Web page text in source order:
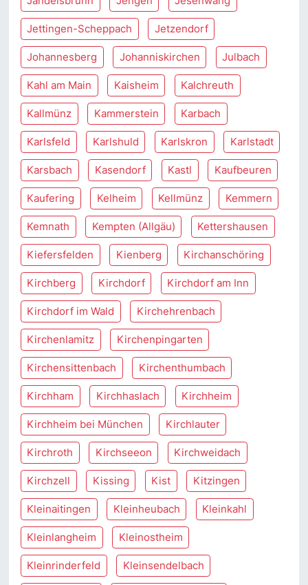
Jettingen-Scheppach Jetzendorf
Johannesberg Johanniskirchen Julbach
Kahl am Main Kaisheim Kalchreuth
Kallmünz Kammerstein Karbach
Karlsfeld Karlshuld Karlskron Karlstadt
Karsbach Kasendorf Kastl Kaufbeuren
Kaufering Kelheim Kellmünz Kemmern
Kemnath Kempten (Allgäu) Kettershausen
Kiefersfelden Kienberg Kirchanschöring
Kirchberg Kirchdorf Kirchdorf am Inn
Kirchdorf im Wald Kirchehrenbach
Kirchenlamitz Kirchenpingarten
Kirchensittenbach Kirchenthumbach
Kirchham Kirchhaslach Kirchheim
Kirchheim bei München Kirchlauter
Kirchroth Kirchseeon Kirchweidach
Kirchzell Kissing Kist Kitzingen
Kleinaitingen Kleinheubach Kleinkahl
Kleinlangheim Kleinostheim
Kleinrinderfeld Kleinsendelbach